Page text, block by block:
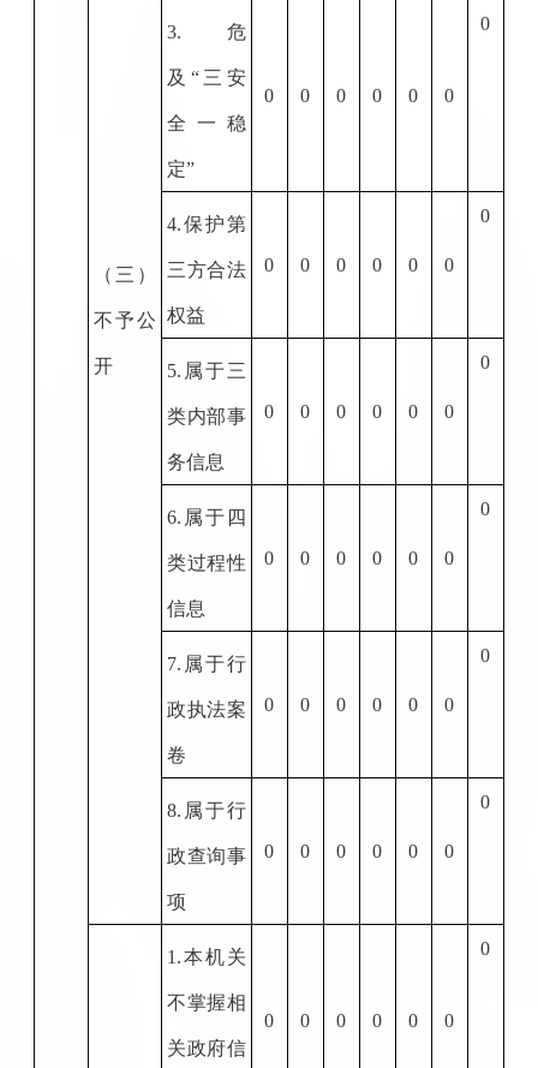
（三）
不予公
开
3. 危
及“三安
全一稳
定”
0 0 0 0 0 0
0
4.保护第
三方合法
权益
0 0 0 0 0 0
0
5. 属于三
类内部事
务信息
0 0 0 0 0 0
0
6. 属于四
类过程性
信息
0 0 0 0 0 0
0
7. 属于行
政执法案
卷
0 0 0 0 0 0
0
8. 属于行
政查询事
项
0 0 0 0 0 0
0
1.本机关
不掌握相
关政府信
0 0 0 0 0 0
0